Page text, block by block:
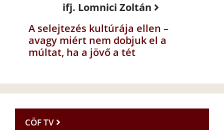
ifj. Lomnici Zoltán
A selejtezés kultúrája ellen –
avagy miért nem dobjuk el a
múltat, ha a jövő a tét
CÖF TV